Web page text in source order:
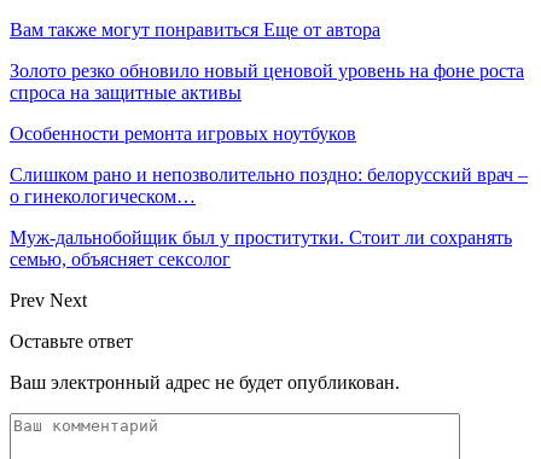
Вам также могут понравиться Еще от автора
Золото резко обновило новый ценовой уровень на фоне роста
спроса на защитные активы
Особенности ремонта игровых ноутбуков
Слишком рано и непозволительно поздно: белорусский врач –
о гинекологическом…
Муж-дальнобойщик был у проститутки. Стоит ли сохранять
семью, объясняет сексолог
Prev Next
Оставьте ответ
Ваш электронный адрес не будет опубликован.